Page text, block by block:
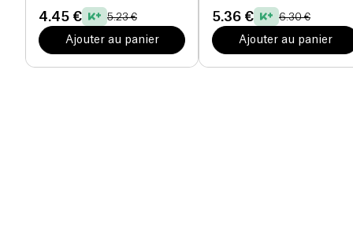
4.45 € 5.23 €
Ajouter au panier
5.36 € 6.30 €
Ajouter au panier